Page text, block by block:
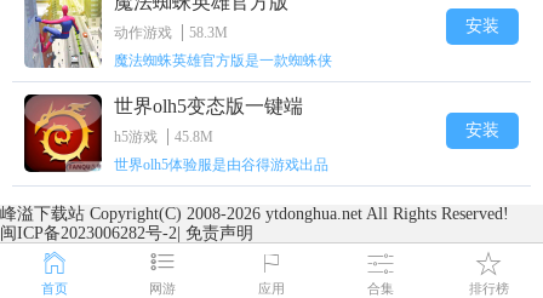
动作游戏
58.3M
魔法蜘蛛英雄官方版是一款蜘蛛侠
安装
世界olh5变态版一键端
h5游戏
45.8M
世界olh5体验服是由谷得游戏出品
安装
首页 网游 应用 合集 排行榜
峰溢下载站 Copyright(C) 2008-2026 ytdonghua.net All Rights Reserved!
闽ICP备2023006282号-2 免责声明